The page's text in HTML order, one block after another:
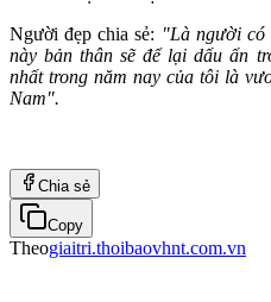
Người đẹp chia sẻ: "Là người có
này bản thân sẽ để lại dấu ấn
nhất trong năm nay của tôi là
Nam".
Chia sẻ
Copy
Theogiaitri.thoibaovhnt.com.vn